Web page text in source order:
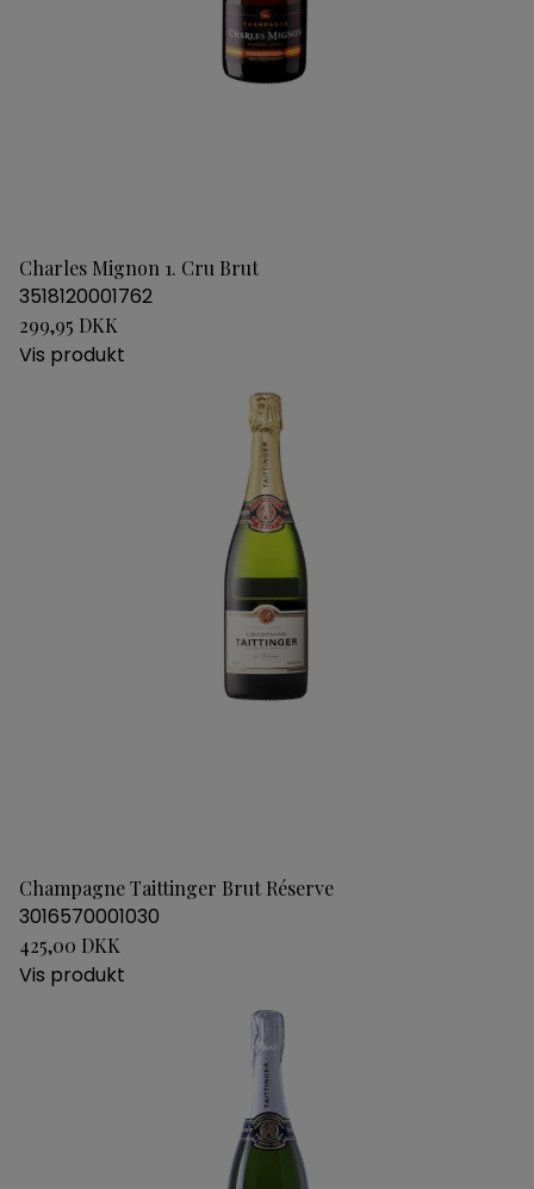
Charles Mignon 1. Cru Brut
3518120001762
299,95 DKK
Vis produkt
Champagne Taittinger Brut Réserve
3016570001030
425,00 DKK
Vis produkt